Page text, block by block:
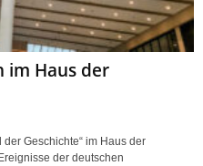
im Haus der
Geschichte“ im Haus der
der deutschen